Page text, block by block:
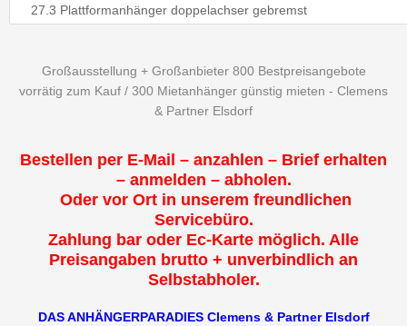
Großausstellung + Großanbieter 800 Bestpreisangebote
vorrätig zum Kauf / 300 Mietanhänger günstig mieten - Clemens
& Partner Elsdorf
Bestellen per E-Mail – anzahlen – Brief erhalten
– anmelden – abholen.
Oder vor Ort in unserem freundlichen
Servicebüro.
Zahlung bar oder Ec-Karte möglich. Alle
Preisangaben brutto + unverbindlich an
Selbstabholer.
DAS ANHÄNGERPARADIES Clemens & Partner Elsdorf